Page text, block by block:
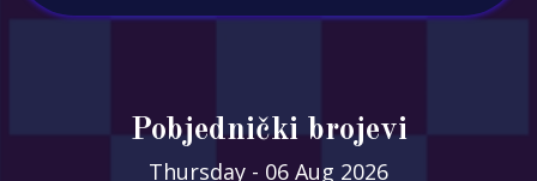
Pobjednički brojevi
Thursday - 06 Aug 2026